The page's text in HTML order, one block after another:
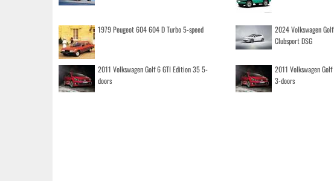
1979 Peugeot 604 604 D Turbo 5-speed
2024 Volkswagen
Clubsport DSG
2011 Volkswagen Golf 6 GTI Edition 35 5-
doors
2011 Volkswagen
3-doors